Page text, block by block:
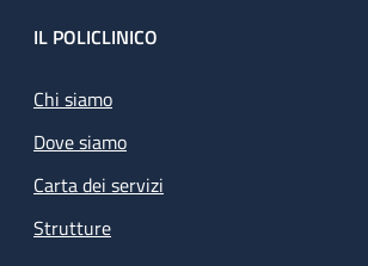
Footer
IL POLICLINICO
Chi siamo
Dove siamo
Carta dei servizi
Strutture